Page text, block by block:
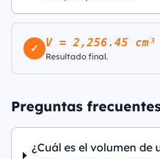
✓ V = 2,256.45 cm³
Resultado final.
Preguntas
¿Cuál es el volumen de